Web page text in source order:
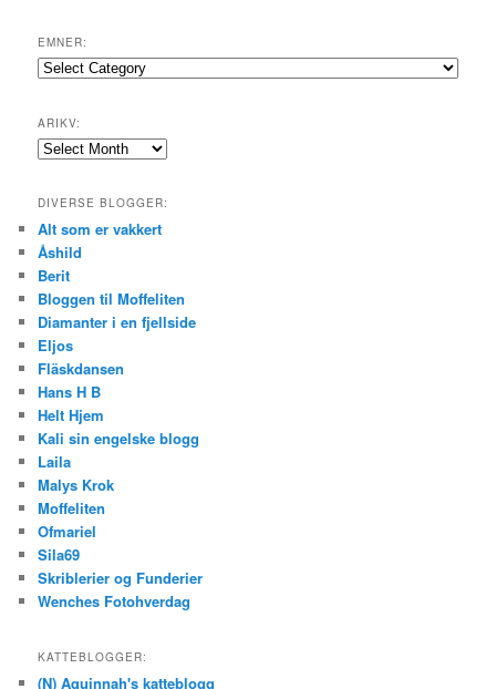
EMNER:
Emner:
ARIKV:
Arikv:
DIVERSE BLOGGER:
Alt som er vakkert
Åshild
Berit
Bloggen til Moffeliten
Diamanter i en fjellside
Eljos
Fläskdansen
Hans H B
Helt Hjem
Kali sin engelske blogg
Laila
Malys Krok
Moffeliten
Ofmariel
Sila69
Skriblerier og Funderier
Wenches Fotohverdag
KATTEBLOGGER:
(N) Aquinnah's katteblogg